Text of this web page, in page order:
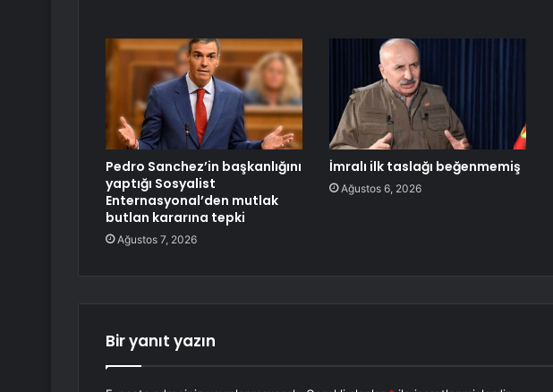
Pedro Sanchez’in başkanlığını
yaptığı Sosyalist
Enternasyonal’den mutlak
butlan kararına tepki
Ağustos 7, 2026
İmralı ilk taslağı beğenmemiş
Ağustos 6, 2026
Bir yanıt yazın